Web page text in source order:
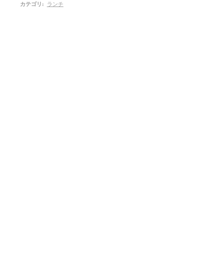
カテゴリ : ランチ